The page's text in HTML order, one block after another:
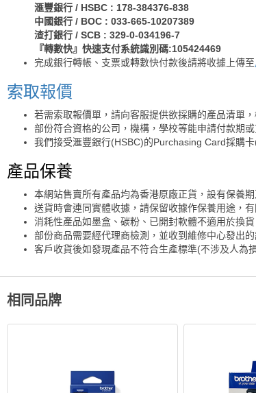
滙豐銀行 / HSBC : 178-384376-838
中國銀行 / BOC : 033-665-10207389
渣打銀行 / SCB : 329-0-034196-7
『轉數快』快速支付系統識別碼:105424469
完成銀行轉帳、支票或轉數快付款後請將收據上傳至
索取報價
若需索取報價單，請向客服提供欲採購的產品清單
部份符合資格的公司，機構，學校等能申請付款期
我們接受滙豐銀行(HSBC)的Purchasing Card採購卡
產品保養
本網站售賣所有產品均為香港原廠正貨，設有保養
送貨時會連同實體收據，請保留收據作保養用途，
消耗性產品如墨盒、碳粉、已開封軟體不適用於換
部份商品需要經代理商檢測，並收到維修中心發出
客戶收貨後如發現產品不符合生產標準(不涉及人為
相同品牌